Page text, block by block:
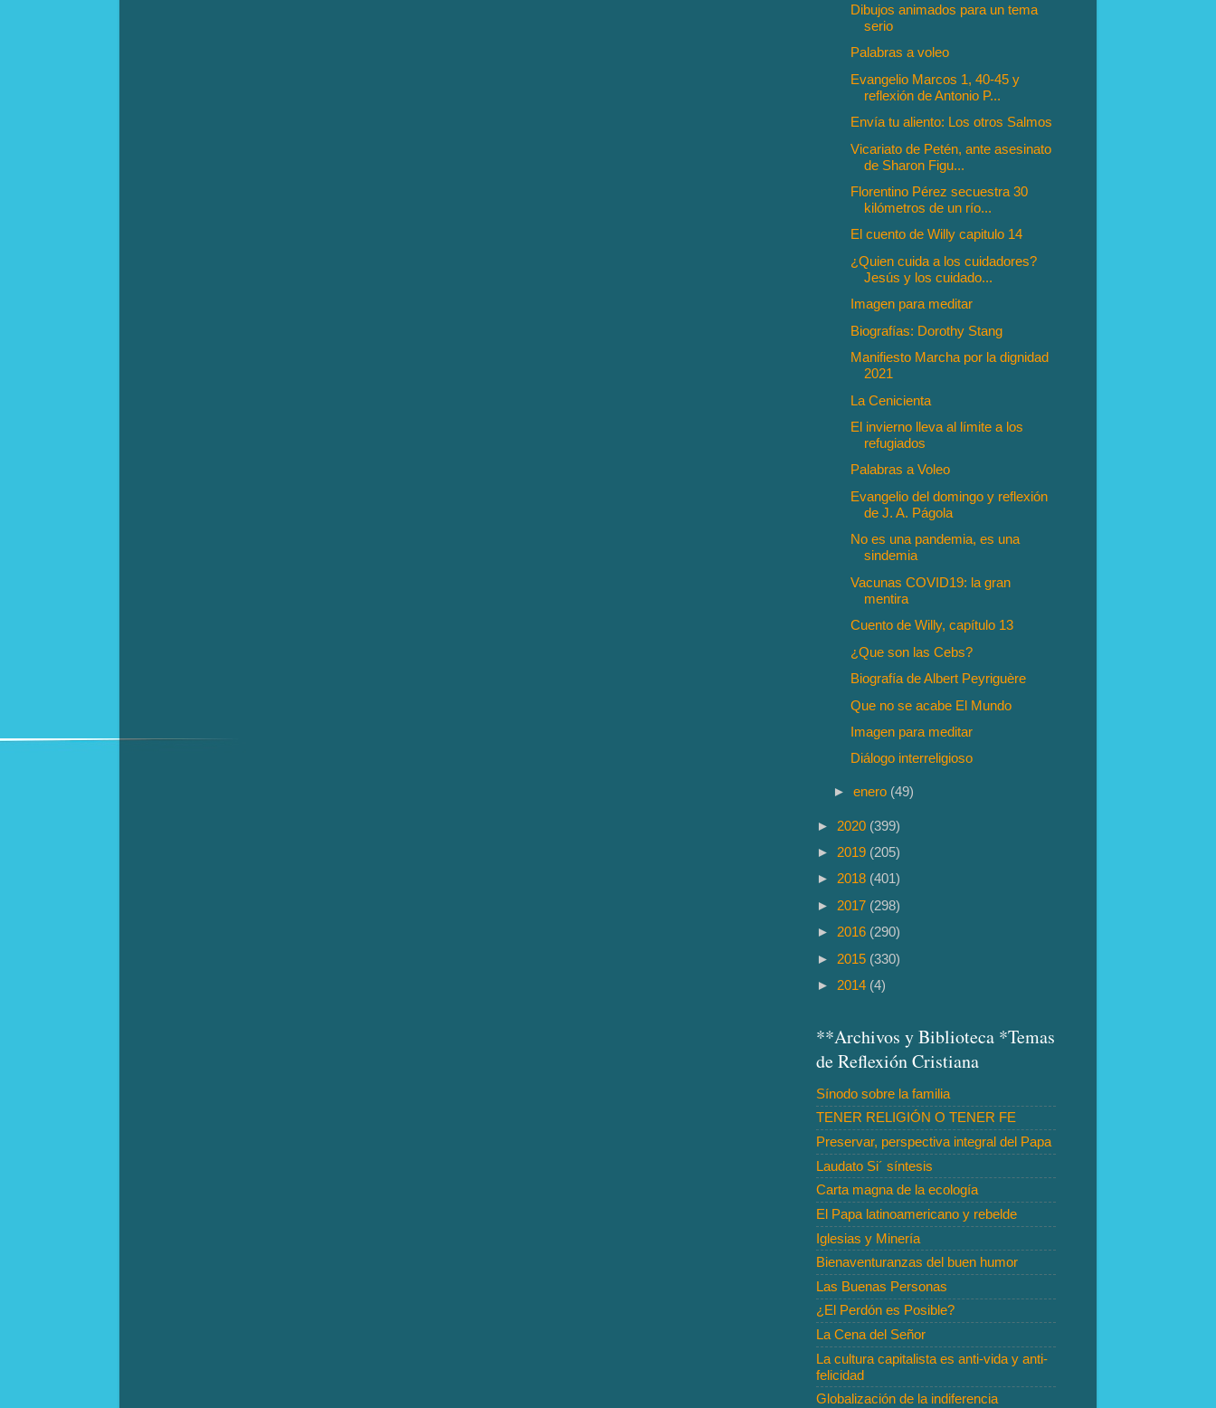
Dibujos animados para un tema
serio
Palabras a voleo
Evangelio Marcos 1, 40-45 y
reflexión de Antonio P...
Envía tu aliento: Los otros Salmos
Vicariato de Petén, ante asesinato
de Sharon Figu...
Florentino Pérez secuestra 30
kilómetros de un río...
El cuento de Willy capitulo 14
¿Quien cuida a los cuidadores?
Jesús y los cuidado...
Imagen para meditar
Biografías: Dorothy Stang
Manifiesto Marcha por la dignidad
2021
La Cenicienta
El invierno lleva al límite a los
refugiados
Palabras a Voleo
Evangelio del domingo y reflexión
de J. A. Págola
No es una pandemia, es una
sindemia
Vacunas COVID19: la gran
mentira
Cuento de Willy, capítulo 13
¿Que son las Cebs?
Biografía de Albert Peyriguère
Que no se acabe El Mundo
Imagen para meditar
Diálogo interreligioso
►enero (49)
► 2020 (399)
► 2019 (205)
► 2018 (401)
► 2017 (298)
► 2016 (290)
► 2015 (330)
► 2014 (4)
**Archivos y Biblioteca *Temas
de Reflexión Cristiana
Sínodo sobre la familia
TENER RELIGIÓN O TENER FE
Preservar, perspectiva integral del Papa
Laudato Si´ síntesis
Carta magna de la ecología
El Papa latinoamericano y rebelde
Iglesias y Minería
Bienaventuranzas del buen humor
Las Buenas Personas
¿El Perdón es Posible?
La Cena del Señor
La cultura capitalista es anti-vida y anti-
felicidad
Globalización de la indiferencia